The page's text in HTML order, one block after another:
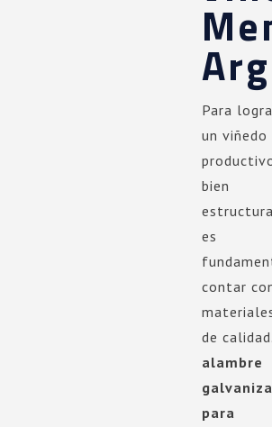
Para
un viñedo
bien
es
contar
de
alambre
para